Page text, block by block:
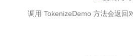
调用 TokenizeDemo 方法会返回